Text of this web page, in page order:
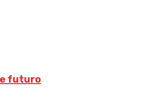
e futuro